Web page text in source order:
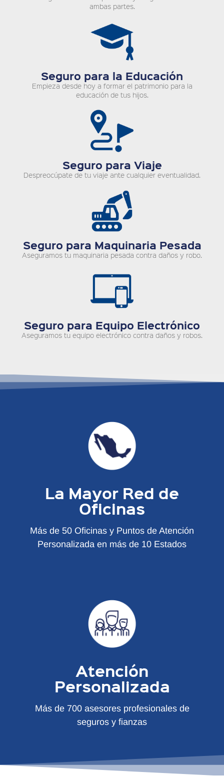
ambas partes.
Seguro para la Educación
Empieza desde hoy a formar el patrimonio para la
educación de tus hijos.
Seguro para Viaje
Despreocúpate de tu viaje ante cualquier eventualidad.
Seguro para Maquinaria Pesada
Aseguramos tu maquinaria pesada contra daños y robo.
Seguro para Equipo Electrónico
Aseguramos tu equipo electrónico contra daños y robos.
La Mayor Red de
Oficinas
Más de 50 Oficinas y Puntos de Atención
Personalizada en más de 10 Estados
Atención
Personalizada
Más de 700 asesores profesionales de
seguros y fianzas